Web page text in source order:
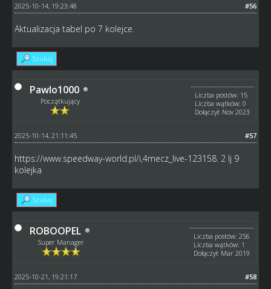
#56
2025-10-14, 19:23:48
Aktualizacja tabel po 7 kolejce.
Szukaj
Pawlo1000
Początkujący
Liczba postów: 15
Liczba wątków: 0
Dołączył: Nov 2023
#57
2025-10-14, 21:11:45
https://www.speedway-world.pl/i,4mecz_live-123158. 2 lj 9
kolejka
Szukaj
ROBOOPEL
Super Manager
Liczba postów: 256
Liczba wątków: 1
Dołączył: Mar 2019
#58
2025-10-21, 19:21:17